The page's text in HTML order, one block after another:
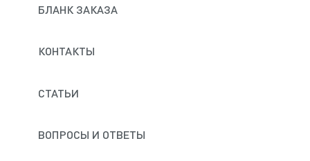
БЛАНК ЗАКАЗА
КОНТАКТЫ
СТАТЬИ
ВОПРОСЫ И ОТВЕТЫ